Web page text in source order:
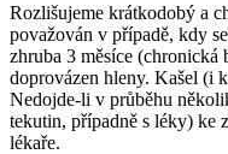
Rozlišujeme krátkodobý a
považován v případě, kdy
zhruba 3 měsíce (chronická
doprovázen hleny. Kašel (i
Nedojde-li v průběhu
tekutin, případně s léky) ke
lékaře.